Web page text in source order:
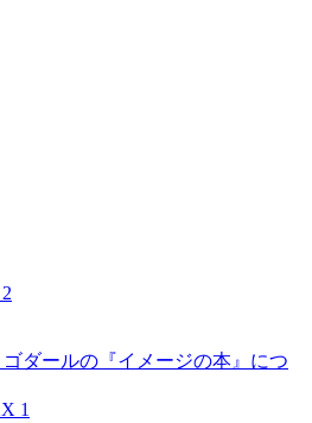
2
ダールの『イメージの本』につ
1